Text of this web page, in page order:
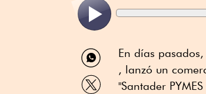
Compartir
por
WhatsApp
Compartir
por
En días
, lanzó un
"Santader